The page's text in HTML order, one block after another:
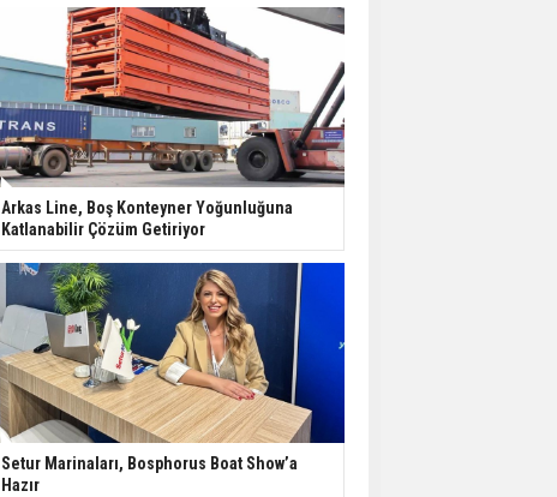
Arkas Line, Boş Konteyner Yoğunluğuna
Katlanabilir Çözüm Getiriyor
Setur Marinaları, Bosphorus Boat Show’a
Hazır